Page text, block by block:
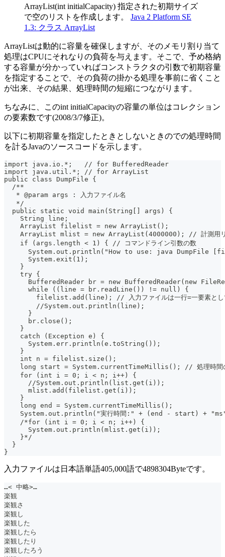
ArrayList(int initialCapacity) 指定された初期サイズ
で空のリストを作成します。 Java 2 Platform SE
1.3: クラス ArrayList
ArrayListは動的に容量を確保しますが、そのメモリ割り当て
処理はCPUにそれなりの負荷を与えます。そこで、予め格納
する容量が分かっていればコンストラクタの引数で初期容量
を指定することで、その負荷の掛かる処理を事前に省くこと
が出来、その結果、処理時間の短縮につながります。
ちなみに、このint initialCapacityの容量の単位はコレクション
の要素数です(2008/3/7修正)。
以下に初期容量を指定したときとしないときのでの処理時間
を計るJavaのソースコードを示します。
import java.io.*;   // for BufferedReader
import java.util.*; // for ArrayList
public class DumpFile {
  /**
   * @param args : 入力ファイル名
   */
  public static void main(String[] args) {
    String line;
    ArrayList filelist = new ArrayList();
ArrayList mlist = new ArrayList(4000000); // 計測用リ
    if (args.length < 1) { // コマンドライン引数の数
System.out.println("How to use: java DumpFile
      System.exit(1);
    }
    try {
BufferedReader br = new BufferedReader(new
      while ((line = br.readLine()) != null) {
filelist.add(line); // 入力ファイルは一行=一要素とし
        //System.out.println(line);
      }
      br.close();
    }
    catch (Exception e) {
      System.err.println(e.toString());
    }
    int n = filelist.size();
long start = System.currentTimeMillis(); // 処理時間
    for (int i = 0; i < n; i++) {
      //System.out.println(list.get(i));
      mlist.add(filelist.get(i));
    }
    long end = System.currentTimeMillis();
System.out.println("実行時間:" + (end - start) +
    /*for (int i = 0; i < n; i++) {
      System.out.println(mlist.get(i));
    }*/
  }
}
入力ファイルは日本語単語405,000語で4898304Byteです。
…< 中略>…
楽観
楽観さ
楽観し
楽観した
楽観したら
楽観したり
楽観したろう